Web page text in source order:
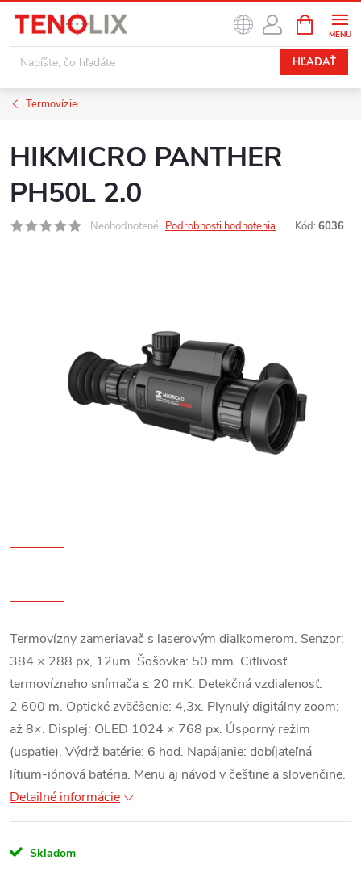
obsah
HĽADAŤ
KOŠÍK
Termovízie
HIKMICRO PANTHER
PH50L 2.0
Neohodnotené Podrobnosti hodnotenia Kód: 6036
Termovízny zameriavač s laserovým diaľkomerom. Senzor:
384 × 288 px, 12um. Šošovka: 50 mm. Citlivosť
termovízneho snímača ≤ 20 mK. Detekčná vzdialenosť:
2 600 m. Optické zväčšenie: 4,3x. Plynulý digitálny zoom:
až 8×. Displej: OLED 1024 × 768 px. Úsporný režim
(uspatie). Výdrž batérie: 6 hod. Napájanie: dobíjateľná
lítium-iónová batéria. Menu aj návod v češtine a slovenčine.
Detailné informácie
Skladom